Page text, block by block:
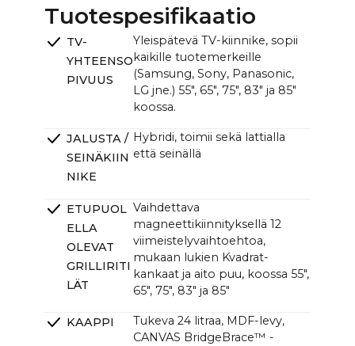
55": ~122,6 x ~107,8 cm / ~48.3 x ~42.2 in
CANVAS-yksikkö (L x K x S):
~121,0 x ~33,0 x ~12,0cm (11,0cm ilman kiinnikettä)
/ ~47.6 x ~13.0 x ~4.7 in (4.3 in ilman kiinnikettä)
Tuotespesifikaatio
TV-
YHTEENSO
PIVUUS
Yleispätevä TV-kiinnike, sopii
kaikille tuotemerkeille
(Samsung, Sony, Panasonic,
LG jne.) 55", 65", 75", 83" ja 85"
koossa.
JALUSTA /
SEINÄKIIN
NIKE
Hybridi, toimii sekä lattialla
että seinällä
ETUPUOL
ELLA
OLEVAT
GRILLIRITI
LÄT
Vaihdettava
magneettikiinnityksellä 12
viimeistelyvaihtoehtoa,
mukaan lukien Kvadrat-
kankaat ja aito puu, koossa 55",
65", 75", 83" ja 85"
KAAPPI
Tukeva 24 litraa, MDF-levy,
CANVAS BridgeBrace™ -